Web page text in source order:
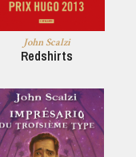
John Scalzi
Redshirts